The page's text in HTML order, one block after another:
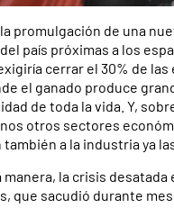
promulgación de una
del país próximas a los
cerrar el 30% de
el ganado produce
de toda la vida. Y,
otros sectores
a la industria ya
manera, la crisis
que sacudió durante